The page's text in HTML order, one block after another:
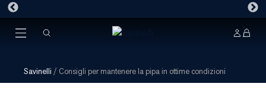
Savinelli / Consigli per mantenere la pipa in ottime condizioni